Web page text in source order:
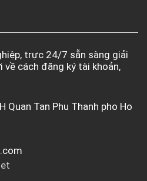
trực 24/7 sẵn sàng giải
cách đăng ký tài khoản,
Quan Tan Phu Thanh pho Ho